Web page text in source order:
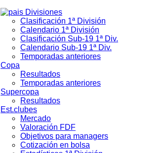
Divisiones
Clasificación 1ª División
Calendario 1ª División
Clasificación Sub-19 1ª Div.
Calendario Sub-19 1ª Div.
Temporadas anteriores
Copa
Resultados
Temporadas anteriores
Supercopa
Resultados
Est.clubes
Mercado
Valoración FDF
Objetivos para managers
Cotización en bolsa